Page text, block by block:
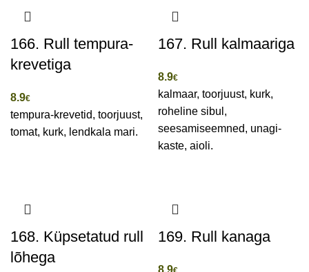
166. Rull tempura-
krevetiga
8.9€
tempura-krevetid, toorjuust,
tomat, kurk, lendkala mari.
167. Rull kalmaariga
8.9€
kalmaar, toorjuust, kurk,
roheline sibul,
seesamiseemned, unagi-
kaste, aioli.
168. Küpsetatud rull
lõhega
169. Rull kanaga